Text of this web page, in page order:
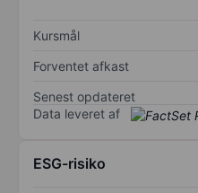
Kursmål
Forventet afkast
Senest opdateret
Data leveret af
ESG-risiko